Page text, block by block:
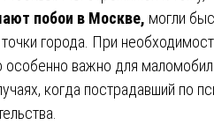
побои в Москве, могли
города. При
особенно важно для
когда пострадавший по